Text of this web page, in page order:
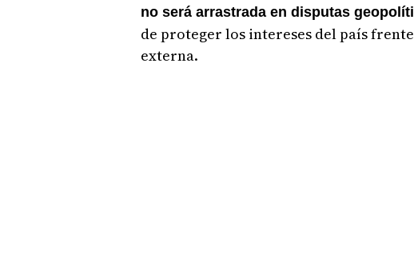
no será arrastrada en disputas
de proteger los intereses del país
externa.